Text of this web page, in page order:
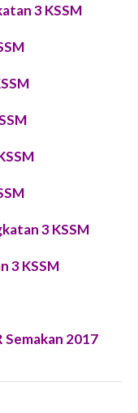
3 KSSM
3 KSSM
3 KSSM
Semakan 2017